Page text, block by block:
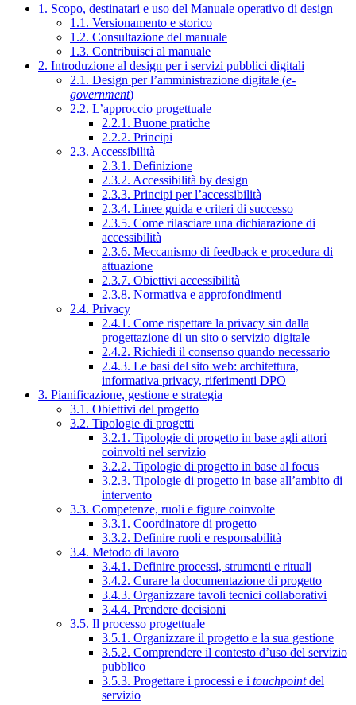
1. Scopo, destinatari e uso del Manuale operativo di design
1.1. Versionamento e storico
1.2. Consultazione del manuale
1.3. Contribuisci al manuale
2. Introduzione al design per i servizi pubblici digitali
2.1. Design per l’amministrazione digitale (e-
government)
2.2. L’approccio progettuale
2.2.1. Buone pratiche
2.2.2. Principi
2.3. Accessibilità
2.3.1. Definizione
2.3.2. Accessibilità by design
2.3.3. Principi per l’accessibilità
2.3.4. Linee guida e criteri di successo
2.3.5. Come rilasciare una dichiarazione di
accessibilità
2.3.6. Meccanismo di feedback e procedura di
attuazione
2.3.7. Obiettivi accessibilità
2.3.8. Normativa e approfondimenti
2.4. Privacy
2.4.1. Come rispettare la privacy sin dalla
progettazione di un sito o servizio digitale
2.4.2. Richiedi il consenso quando necessario
2.4.3. Le basi del sito web: architettura,
informativa privacy, riferimenti DPO
3. Pianificazione, gestione e strategia
3.1. Obiettivi del progetto
3.2. Tipologie di progetti
3.2.1. Tipologie di progetto in base agli attori
coinvolti nel servizio
3.2.2. Tipologie di progetto in base al focus
3.2.3. Tipologie di progetto in base all’ambito di
intervento
3.3. Competenze, ruoli e figure coinvolte
3.3.1. Coordinatore di progetto
3.3.2. Definire ruoli e responsabilità
3.4. Metodo di lavoro
3.4.1. Definire processi, strumenti e rituali
3.4.2. Curare la documentazione di progetto
3.4.3. Organizzare tavoli tecnici collaborativi
3.4.4. Prendere decisioni
3.5. Il processo progettuale
3.5.1. Organizzare il progetto e la sua gestione
3.5.2. Comprendere il contesto d’uso del servizio
pubblico
3.5.3. Progettare i processi e i touchpointdel
servizio